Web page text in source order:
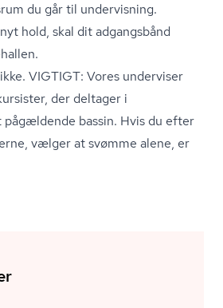
du går til undervisning.
hold, skal dit adgangsbånd
VIGTIGT: Vores underviser
der deltager i
pågældende bassin. Hvis du efter
vælger at svømme alene, er